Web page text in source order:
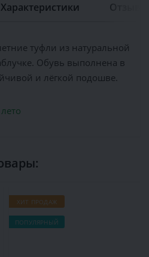
Характеристики
туфли из натуральной
Обувь выполнена в
и лёгкой подошве.
лето
ХИТ ПРОДАЖ
ПОПУЛЯРНЫЙ